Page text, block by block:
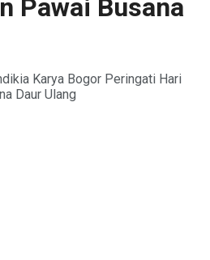
Pawai Busana